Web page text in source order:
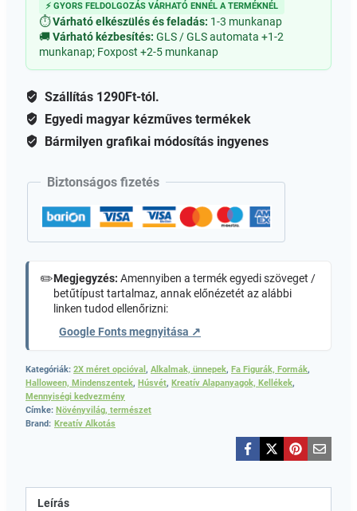
figura
mennyiség
⚡ GYORS FELDOLGOZÁS VÁRHATÓ ENNÉL A TERMÉKNÉL
⏱Várható elkészülés és feladás: 1-3 munkanap
🚚Várható kézbesítés: GLS / GLS automata +1-2
munkanap; Foxpost +2-5 munkanap
Szállítás 1290Ft-tól.
Egyedi magyar kézműves termékek
Bármilyen grafikai módosítás ingyenes
Biztonságos fizetés
✏️Megjegyzés: Amennyiben a termék egyedi szöveget /
betűtípust tartalmaz, annak előnézetét az alábbi
linken tudod ellenőrizni:
Google Fonts megnyitása ↗
Kategóriák: 2X méret opcióval , Alkalmak, ünnepek, Fa Figurák, Formák,
Halloween, Mindenszentek, Húsvét, Kreatív Alapanyagok, Kellékek,
Mennyiségi kedvezmény
Címke: Növényvilág, természet
Brand: Kreatív Alkotás
Leírás